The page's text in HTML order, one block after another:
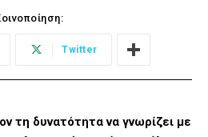
Twitter
τη δυνατότητα να γνωρίζει με